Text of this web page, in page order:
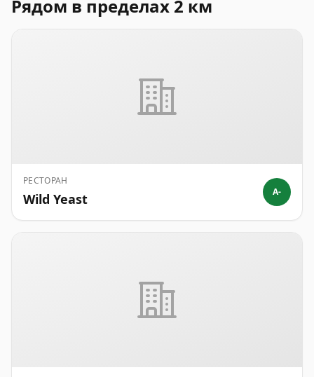
Рядом в пределах 2 км
РЕСТОРАН
Wild Yeast A-